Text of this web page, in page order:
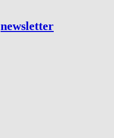
newsletter